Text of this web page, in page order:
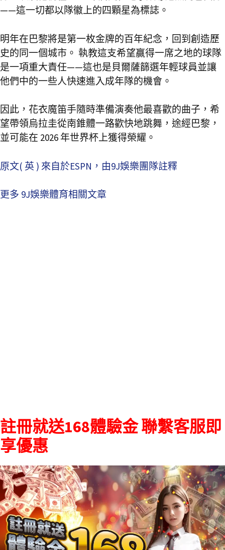
——這一切都以隊徽上的四顆星為標誌。
明年在巴黎將是第一枚金牌的百年紀念，回到創造歷
史的同一個城市。 執教這支希望贏得一席之地的球隊
是一項重大責任——這也是貝爾薩篩選年輕球員並讓
他們中的一些人快速進入成年隊的機會。
因此，花衣魔笛手隨時準備演奏他最喜歡的曲子，希
望帶領烏拉圭從南錐體一路歡快地跳舞，途經巴黎，
並可能在 2026 年世界杯上獲得榮耀。
原文( 英 ) 來自於ESPN，由9J娛樂團隊註釋
更多 9J娛樂體育相關文章
註冊就送168體驗金 聯繫客服即
享優惠